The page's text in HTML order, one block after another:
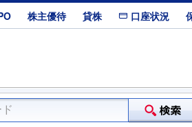
株主優待 貸株 口座状況